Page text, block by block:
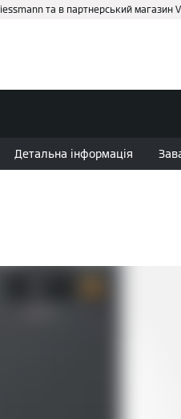
та в партнерський магазин
Детальна інформація